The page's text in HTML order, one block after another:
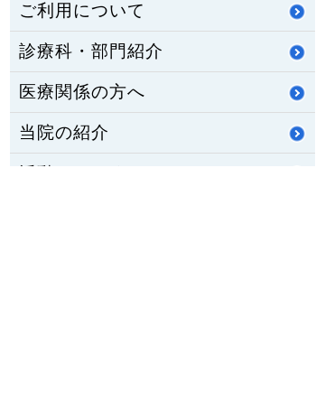
ご利用について
診療科・部門紹介
医療関係の方へ
当院の紹介